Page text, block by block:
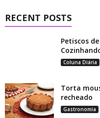
RECENT POSTS
Petiscos
Coluna Diária
Torta
recheado
Gastronomia